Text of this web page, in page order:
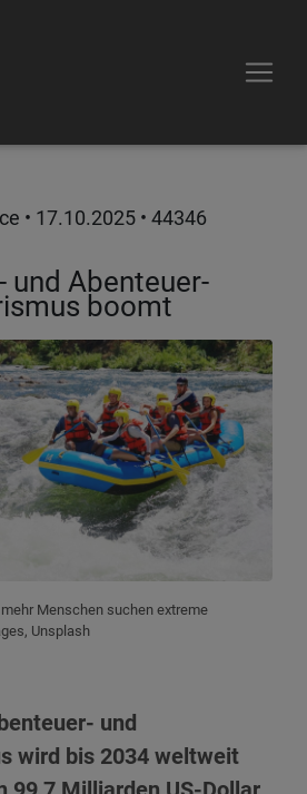
• 17.10.2025 • 44346
und Abenteuer-
boomt
Menschen suchen extreme
Unsplash
und
wird bis 2034 weltweit